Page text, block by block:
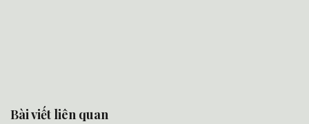
Bài viết liên quan